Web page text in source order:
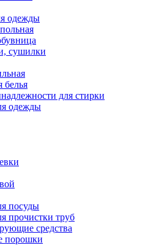
одежды
сушилки
белья
для стирки
одежды
посуды
прочистки труб
средства
порошки